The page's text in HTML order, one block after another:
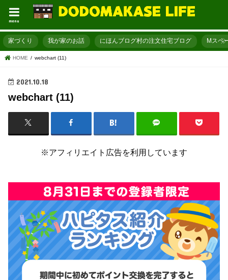
menu
家づくり 我が家のお話 にほんブログ村の注文住宅ブログ Mスペ
HOME webchart (11)
2021.10.18
webchart (11)
※アフィリエイト広告を利用しています